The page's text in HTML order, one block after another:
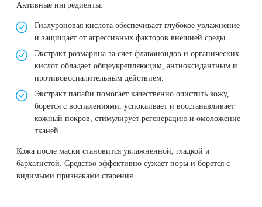
Активные ингредиенты:
Гиалуроновая кислота обеспечивает глубокое увлажнение
и защищает от агрессивных факторов внешней среды.
Экстракт розмарина за счет флавоноидов и органических
кислот обладает общеукрепляющим, антиоксидантным и
противовоспалительным действием.
Экстракт папайи помогает качественно очистить кожу,
борется с воспалениями, успокаивает и восстанавливает
кожный покров, стимулирует регенерацию и омоложение
тканей.
Кожа после маски становится увлажненной, гладкой и
бархатистой. Средство эффективно сужает поры и борется с
видимыми признаками старения.
Лечение прыщей (угревой сыпи)
Лечение гиперпигментации
Удаление сосудистых звездочек
Удаление винного пятна
Лечение псориаза
Therapy Pulse
Фотодинамическая терапия HELEO™
Удалить носогубные складки
Удалить перманентный макияж
Поднять брови
Молодую и увлажнённую кожу вокруг глаз
Вылечить расширенные поры